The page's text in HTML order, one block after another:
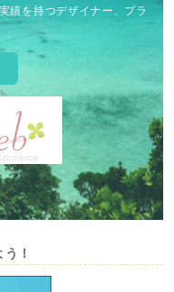
績を持つデザイナー、プラ
！